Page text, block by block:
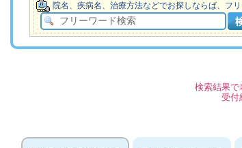
院名、疾病名、治療方法などでお探しならば、フ
検索結果で
受付